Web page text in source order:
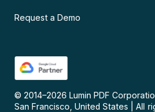
Request a Demo
© 2014–2026 Lumin PDF
San Francisco, United States
All